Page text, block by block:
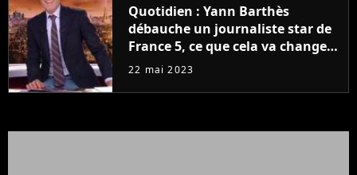
Quotidien : Yann Barthès
débauche un journaliste star de
France 5, ce que cela va changer
à la rentrée
22 mai 2023